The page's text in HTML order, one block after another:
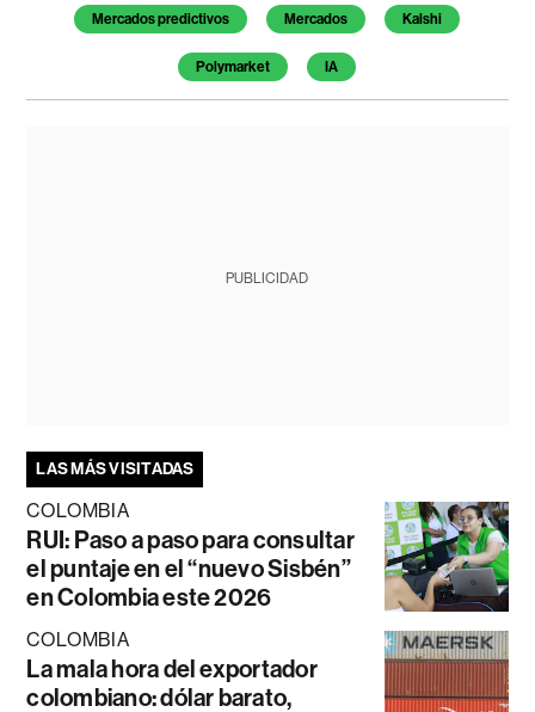
Mercados predictivos Mercados Kalshi
Polymarket IA
PUBLICIDAD
LAS MÁS VISITADAS
COLOMBIA
RUI: Paso a paso para consultar
el puntaje en el “nuevo Sisbén”
en Colombia este 2026
COLOMBIA
La mala hora del exportador
colombiano: dólar barato,